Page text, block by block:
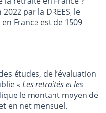
par la DREES, le
France est de 1509
études, de l’évaluation
« Les retraités et les
le montant moyen de
en net mensuel.